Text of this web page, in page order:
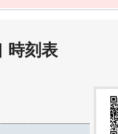
時刻表